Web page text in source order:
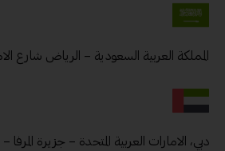
المملكة العربية السعودية – الرياض شارع